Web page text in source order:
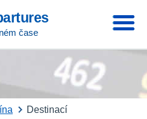
čase
Destinací